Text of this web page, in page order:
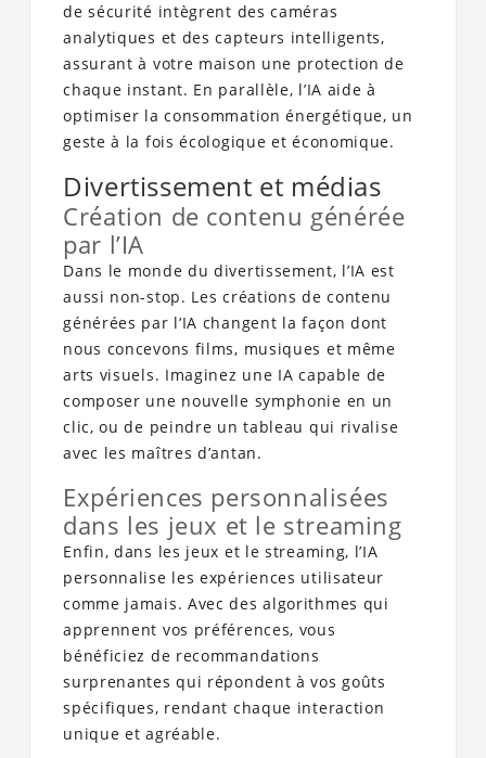
de sécurité intègrent des caméras
analytiques et des capteurs intelligents,
assurant à votre maison une protection de
chaque instant. En parallèle, l’IA aide à
optimiser la consommation énergétique, un
geste à la fois écologique et économique.
Divertissement et médias
Création de contenu générée
par l’IA
Dans le monde du divertissement, l’IA est
aussi non-stop. Les créations de contenu
générées par l’IA changent la façon dont
nous concevons films, musiques et même
arts visuels. Imaginez une IA capable de
composer une nouvelle symphonie en un
clic, ou de peindre un tableau qui rivalise
avec les maîtres d’antan.
Expériences personnalisées
dans les jeux et le streaming
Enfin, dans les jeux et le streaming, l’IA
personnalise les expériences utilisateur
comme jamais. Avec des algorithmes qui
apprennent vos préférences, vous
bénéficiez de recommandations
surprenantes qui répondent à vos goûts
spécifiques, rendant chaque interaction
unique et agréable.